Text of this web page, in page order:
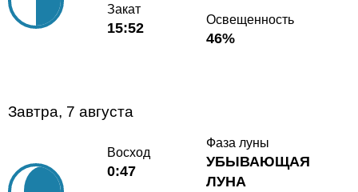
Закат
15:52
Освещенность
46%
Завтра, 7 августа
Восход
0:47
Фаза луны
УБЫВАЮЩАЯ
ЛУНА